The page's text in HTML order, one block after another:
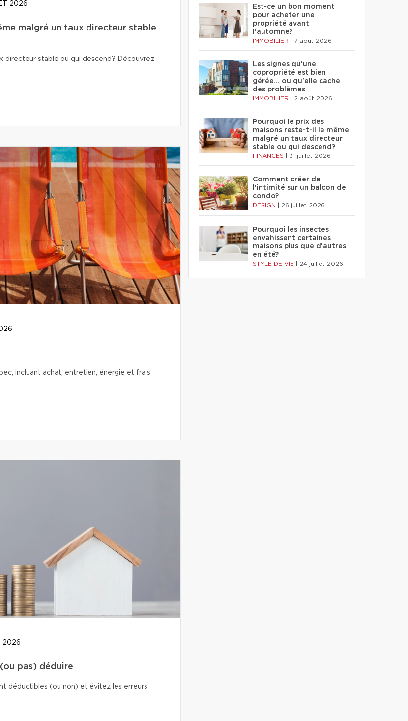
2026
malgré un taux directeur stable
directeur stable ou qui descend? Découvrez
incluant achat, entretien, énergie et frais
2026
pas) déduire
déductibles (ou non) et évitez les erreurs
Est-ce un bon moment
pour acheter une
propriété avant
l'automne?
IMMOBILIER 7 août 2026
Les signes qu'une
copropriété est bien
gérée… ou qu'elle cache
des problèmes
IMMOBILIER 2 août 2026
Pourquoi le prix des
maisons reste-t-il le même
malgré un taux directeur
stable ou qui descend?
FINANCES 31 juillet 2026
Comment créer de
l'intimité sur un balcon de
condo?
DESIGN 26 juillet 2026
Pourquoi les insectes
envahissent certaines
maisons plus que d'autres
en été?
STYLE DE VIE 24 juillet 2026